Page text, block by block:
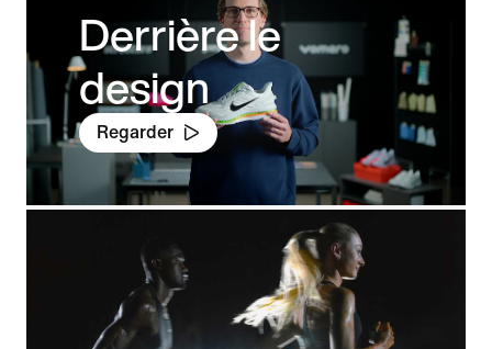
Derrière le
design
Regarder